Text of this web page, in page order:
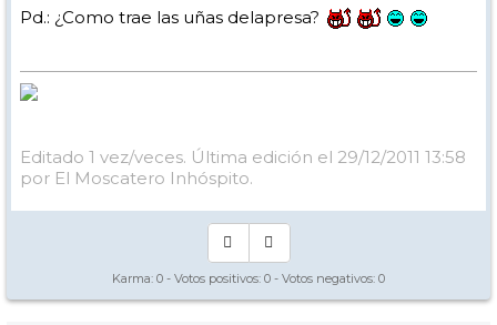
Pd.: ¿Como trae las uñas delapresa?
Editado 1 vez/veces. Última edición el 29/12/2011 13:58
por El Moscatero Inhóspito.
Karma: 0 - Votos positivos: 0 - Votos negativos: 0